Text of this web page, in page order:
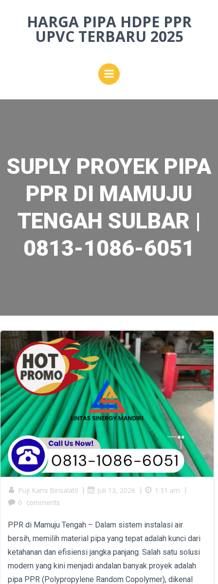
to
content
HARGA PIPA HDPE PPR
UPVC TERBARU 2025
SUPLY PROYEK PIPA
PPR DI MAMUJU
TENGAH SULBAR |
0813-1086-6051
Puji Kami Birisalatil | Juli 13, 2026 | 1:31 am
|
0
comments
PPR di Mamuju Tengah – Dalam sistem instalasi air
bersih, memilih material pipa yang tepat adalah kunci dari
ketahanan dan efisiensi jangka panjang. Salah satu solusi
modern yang kini menjadi andalan banyak proyek adalah
pipa PPR (Polypropylene Random Copolymer), dikenal